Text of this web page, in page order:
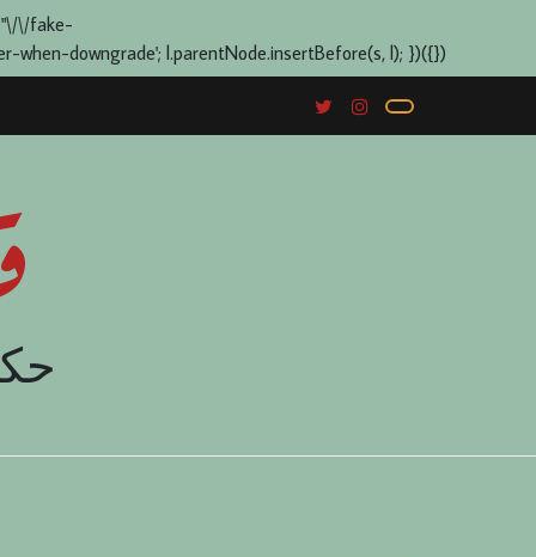
"\/\/fake-
when-downgrade'; l.parentNode.insertBefore(s, l); })({})